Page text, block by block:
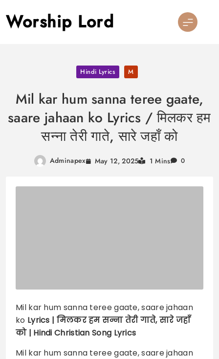
to
content
Worship Lord
Hindi Lyrics M
Mil kar hum sanna teree gaate,
saare jahaan ko Lyrics / मिलकर हम
सन्ना तेरी गाते, सारे जहाँ को
Adminapex May 12, 2025 1 Mins 0
Mil kar hum sanna teree gaate, saare jahaan
ko Lyrics | मिलकर हम सन्ना तेरी गाते, सारे जहाँ
को | Hindi Christian Song Lyrics
Mil kar hum sanna teree gaate, saare jahaan